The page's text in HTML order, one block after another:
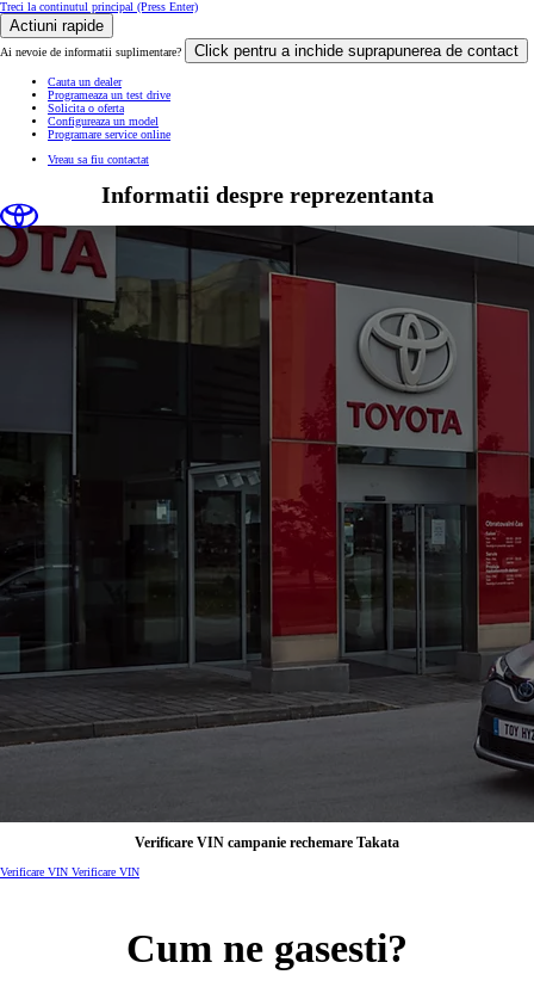
Treci la continutul principal (Press Enter)
Actiuni rapide
Ai nevoie de informatii suplimentare? Click pentru a inchide suprapunerea de contact
Cauta un dealer
Programeaza un test drive
Solicita o oferta
Configureaza un model
Programare service online
Vreau sa fiu contactat
Informatii despre reprezentanta
TOYOTA BUCURESTI
NORD - Inchcape Motors
00CD6-D2A7C-D31DB-9E000-01220-1
Vanzari, Post-vanzari, Tinichigerie, Vopsitorie, Inchiriere masini, Masini rulate
Verificare VIN campanie rechemare Takata
Verificare VIN Verificare VIN
Cum ne gasesti?